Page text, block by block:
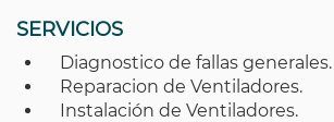
SERVICIOS
Diagnostico de fallas generales.
Reparacion de Ventiladores.
Instalación de Ventiladores.